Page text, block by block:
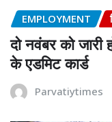
EMPLOYMENT
दो नवंबर को जारी
के एडमिट कार्ड
Parvatiytimes